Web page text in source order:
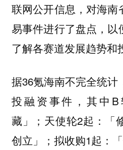
联网公开信息，对海南
易事件进行了盘点，
了解各赛道发展趋势和
据36氪海南不完全统计
投融资事件，其中
藏」；天使轮2起：「
创立」；拟收购1起：